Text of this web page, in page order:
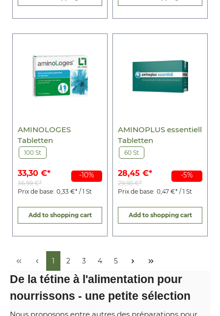
-10%
AMINOLOGES
Tabletten
100 St
33,30 €*
36,99 €*
Prix de base: 0,33 €* / 1 St
Add to shopping cart
-5%
AMINOPLUS essentiell
Tabletten
60 St
28,45 €*
29,95 €*
Prix de base: 0,47 €* / 1 St
Add to shopping cart
1 2 3 4 5
De la tétine à l'alimentation pour
nourrissons - une petite sélection